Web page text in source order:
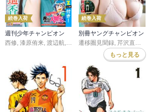
橋ヒロシ, たぬやま,青木建 吉田聡,大和田秀樹,KEI
続巻入荷
週刊少年チャンピオン
西修 漆原侑来 渡辺航 田中優吏 ,安部真弘,こうし
続巻入荷
別冊ヤングチャンピオン
遷移圏見聞録 芹沢直樹
もっと見る